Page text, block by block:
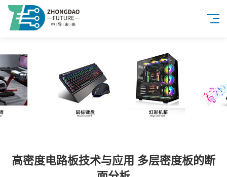
高密度电路板技术与应用 多层密度板的断